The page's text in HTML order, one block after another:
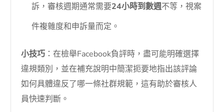
訴，審核週期通常需要24小時到數週不等，視案
件複雜度和申訴量而定。
小技巧 ：在檢舉Facebook負評時，盡可能明確選擇
違規類別，並在補充說明中簡潔扼要地指出該評論
如何具體違反了哪一條社群規範，這有助於審核人
員快速判斷。